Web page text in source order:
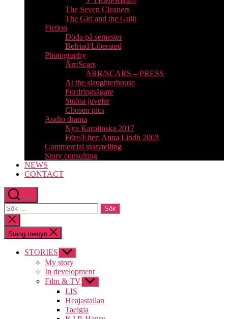
The Seven Cleaners
The Girl and the Guilt
Fiction
Döda på semester
Befriad/Liberated
Photography
Ärr/Scars
ÄRR/SCARS – PRESS
At the slaughterhouse
Fordringsägare
Stulna juveler
Chosen pics
Audio drama
Nya Karolinska 2017
Före/Efter: Anna Lindh 2003
Commercial storytelling
Story consulting
NEWS
CONTACT
Sök
Sök
efter:
Stäng
sökningen
Stäng menyn
STORIES Visa
undermeny
My story
In development
Film & TV Visa
undermeny
LIS
Heajastallan
Taelgia